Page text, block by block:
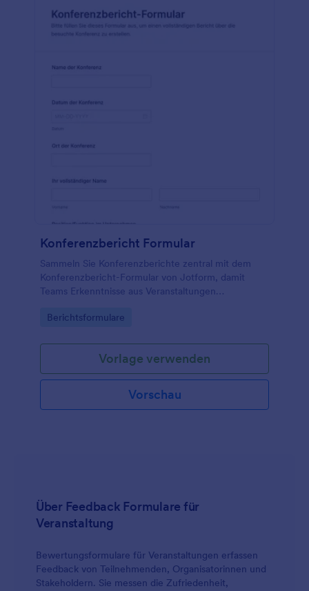
Konferenzbericht Formular
Sammeln Sie Konferenzberichte zentral mit dem
Konferenzbericht-Formular von Jotform, damit
Teams Erkenntnisse aus Veranstaltungen
Planung nutzbar machen können.
Go to Category:
Berichtsformulare
Vorlage verwenden
Vorschau
Über Feedback Formulare für
Veranstaltung
Bewertungsformulare für Veranstaltungen erfassen
Feedback von Teilnehmenden, Organisatorinnen und
Stakeholdern. Sie messen die Zufriedenheit,